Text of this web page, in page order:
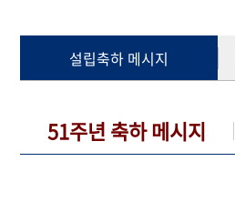
설립축하 메시지
51주년 축하 메시지